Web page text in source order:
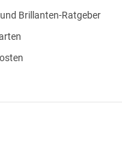
Brillanten-Ratgeber